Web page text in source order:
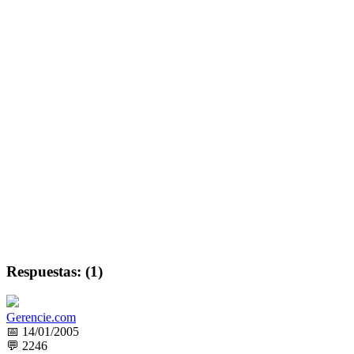
Respuestas: (1)
Gerencie.com
📅 14/01/2005
💬 2246